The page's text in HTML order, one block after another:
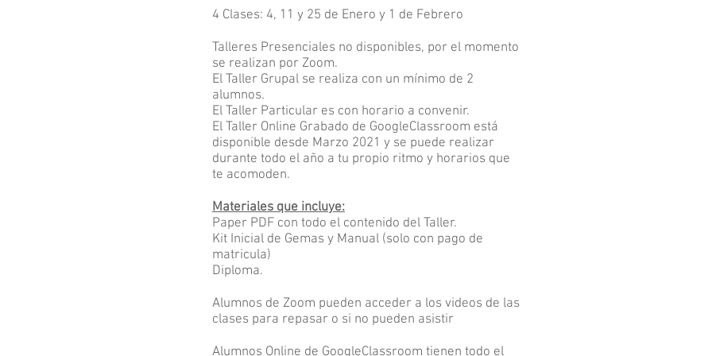
4 Clases: 4, 11 y 25 de Enero y 1 de Febrero
Talleres Presenciales no disponibles, por el momento
se realizan por Zoom.
El Taller Grupal se realiza con un mínimo de 2
alumnos.
El Taller Particular es con horario a convenir.
El Taller Online Grabado de GoogleClassroom está
disponible desde Marzo 2021 y se puede realizar
durante todo el año a tu propio ritmo y horarios que
te acomoden.
Materiales que incluye:
Paper PDF con todo el contenido del Taller.
Kit Inicial de Gemas y Manual (solo con pago de
matricula)
Diploma.
Alumnos de Zoom pueden acceder a los videos de las
clases para repasar o si no pueden asistir
Alumnos Online de GoogleClassroom tienen todo el